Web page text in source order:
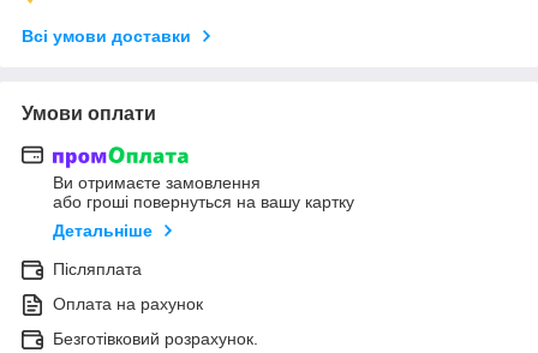
Всі умови доставки
Умови оплати
Ви отримаєте замовлення
або гроші повернуться на вашу картку
Детальніше
Післяплата
Оплата на рахунок
Безготівковий розрахунок.